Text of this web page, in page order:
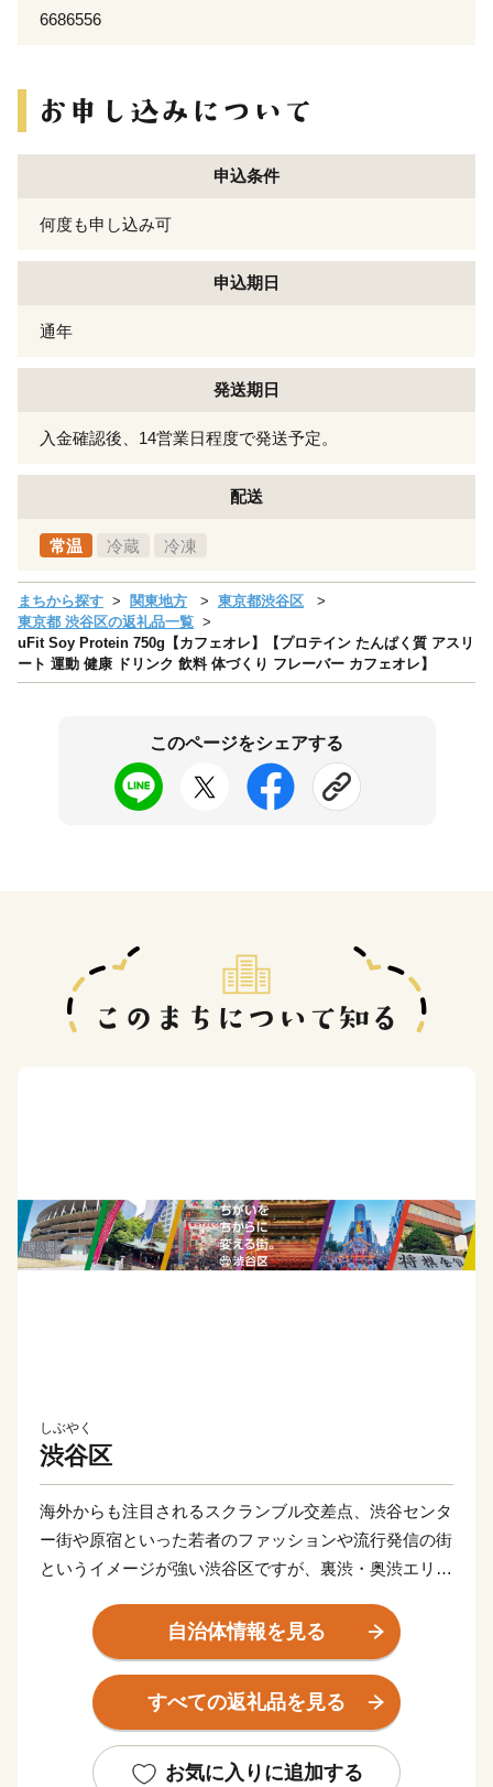
6686556
申込条件
何度も申し込み可
申込期日
通年
発送期日
入金確認後、14営業日程度で発送予定。
配送
常温 冷蔵 冷凍
まちから探す 関東地方
東京都渋谷区
東京都 渋谷区の返礼品一覧
uFit Soy Protein 750g【カフェオレ】【プロテイン たんぱく質 アスリ
ート 運動 健康 ドリンク 飲料 体づくり フレーバー カフェオレ】
このページをシェアする
しぶやく
渋谷区
海外からも注目されるスクランブル交差点、渋谷センタ
ー街や原宿といった若者のファッションや流行発信の街
というイメージが強い渋谷区ですが、裏渋・奥渋エリア
や、笹塚・幡ヶ谷・初台地区等の人情味が漂う街、 緑
に囲まれて文化・歴史を感じる代々木・千駄ヶ谷地区な
ど、様々な魅力にあふれています。
また、100年に一度とも言われる渋谷駅周辺のまちづく
皆さまに、いつの時代も文化の発信地である渋谷区の魅
自治体情報を見る
すべての返礼品を見る
お気に入りに追加する